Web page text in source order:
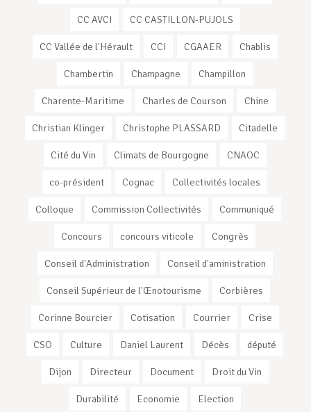
CC AVCI CC CASTILLON-PUJOLS
CC Vallée de l'Hérault CCI CGAAER Chablis
Chambertin Champagne Champillon
Charente-Maritime Charles de Courson Chine
Christian Klinger Christophe PLASSARD Citadelle
Cité du Vin Climats de Bourgogne CNAOC
co-président Cognac Collectivités locales
Colloque Commission Collectivités Communiqué
Concours concours viticole Congrès
Conseil d'Administration Conseil d'aministration
Conseil Supérieur de l'Œnotourisme Corbières
Corinne Bourcier Cotisation Courrier Crise
CSO Culture Daniel Laurent Décès député
Dijon Directeur Document Droit du Vin
Durabilité Economie Election